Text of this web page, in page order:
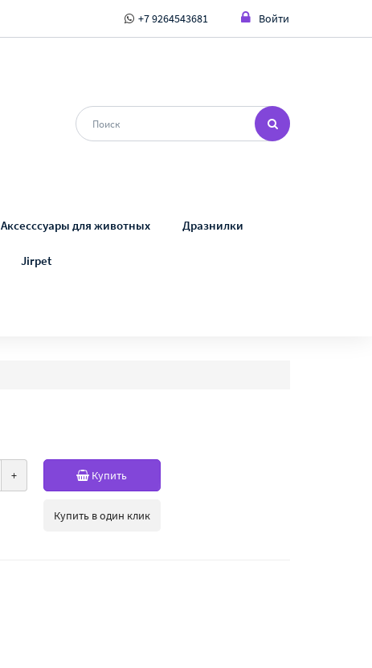
+7 9264543681 Войти
Аксесссуары для животных Дразнилки
Jirpet
+ Купить
Купить в один клик